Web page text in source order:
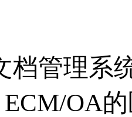
档管理系
ECM/OA